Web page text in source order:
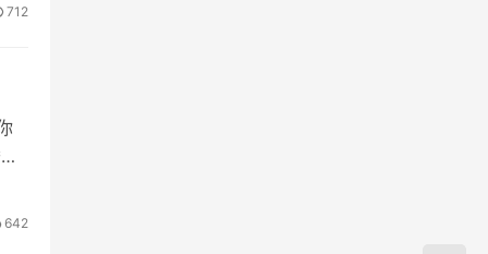
712
642